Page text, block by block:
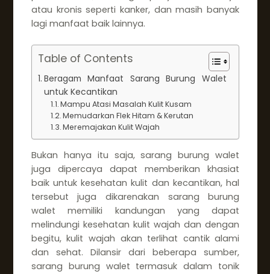
atau kronis seperti kanker, dan masih banyak
lagi manfaat baik lainnya.
Table of Contents
Beragam Manfaat Sarang Burung Walet
untuk Kecantikan
Mampu Atasi Masalah Kulit Kusam
Memudarkan Flek Hitam & Kerutan
Meremajakan Kulit Wajah
Bukan hanya itu saja, sarang burung walet
juga dipercaya dapat memberikan khasiat
baik untuk kesehatan kulit dan kecantikan, hal
tersebut juga dikarenakan sarang burung
walet memiliki kandungan yang dapat
melindungi kesehatan kulit wajah dan dengan
begitu, kulit wajah akan terlihat cantik alami
dan sehat. Dilansir dari beberapa sumber,
sarang burung walet termasuk dalam tonik